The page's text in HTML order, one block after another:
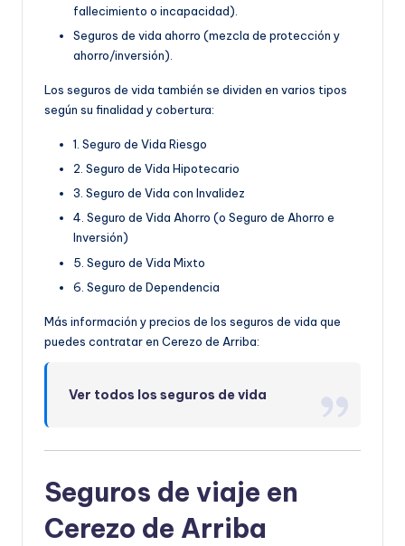
fallecimiento o incapacidad).
Seguros de vida ahorro (mezcla de protección y
ahorro/inversión).
Los seguros de vida también se dividen en varios tipos
según su finalidad y cobertura:
1. Seguro de Vida Riesgo
2. Seguro de Vida Hipotecario
3. Seguro de Vida con Invalidez
4. Seguro de Vida Ahorro (o Seguro de Ahorro e
Inversión)
5. Seguro de Vida Mixto
6. Seguro de Dependencia
Más información y precios de los seguros de vida que
puedes contratar en Cerezo de Arriba:
Ver todos los seguros de vida
Seguros de viaje en
Cerezo de Arriba